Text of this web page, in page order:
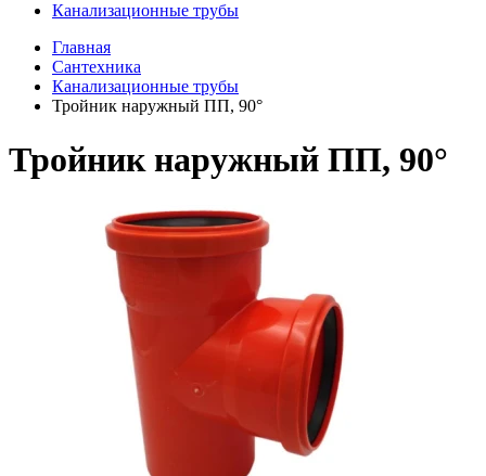
Канализационные трубы
Главная
Сантехника
Канализационные трубы
Тройник наружный ПП, 90°
Тройник наружный ПП, 90°